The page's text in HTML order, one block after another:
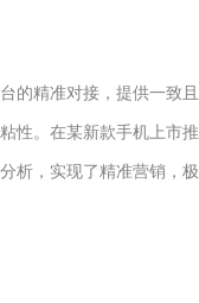
的精准对接，提供一致且
性。在某新款手机上市推
析，实现了精准营销，极